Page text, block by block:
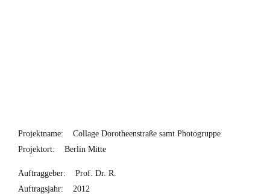
Projektname: Collage Dorotheenstraße samt Photogruppe
Projektort: Berlin Mitte
Auftraggeber: Prof. Dr. R.
Auftragsjahr: 2012